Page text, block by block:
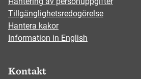
Tillgänglighetsredogörelse
Hantera kakor
Information in English
Kontakt